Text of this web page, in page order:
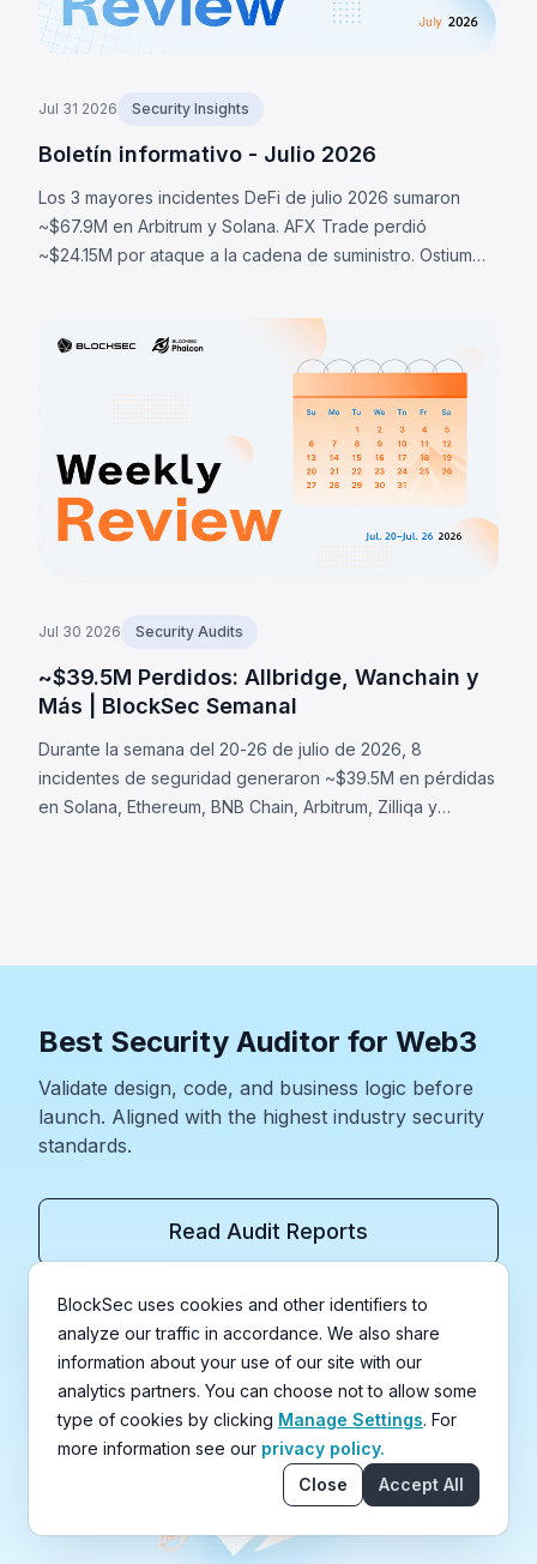
Jul 31 2026 Security Insights
Boletín informativo - Julio 2026
Los 3 mayores incidentes DeFi de julio 2026 sumaron
~$67.9M en Arbitrum y Solana. AFX Trade perdió
~$24.15M por ataque a la cadena de suministro. Ostium
Jul 30 2026 Security Audits
~$39.5M Perdidos: Allbridge, Wanchain y
Más | BlockSec Semanal
Durante la semana del 20-26 de julio de 2026, 8
incidentes de seguridad generaron ~$39.5M en pérdidas
en Solana, Ethereum, BNB Chain, Arbitrum, Zilliqa y
Best Security Auditor for Web3
Validate design, code, and business logic before
launch. Aligned with the highest industry security
standards.
Read Audit Reports
Request an Audit
BlockSec uses cookies and other identifiers to
analyze our traffic in accordance. We also share
information about your use of our site with our
analytics partners. You can choose not to allow some
type of cookies by clicking Manage Settings. For
more information see our privacy policy.
Close
Accept All